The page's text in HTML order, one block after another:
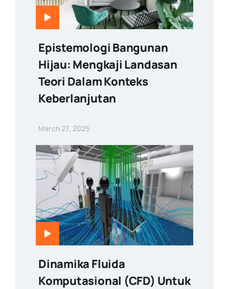
Epistemologi Bangunan
Hijau: Mengkaji Landasan
Teori Dalam Konteks
Keberlanjutan
March 27, 2025
Dinamika Fluida
Komputasional (CFD) Untuk